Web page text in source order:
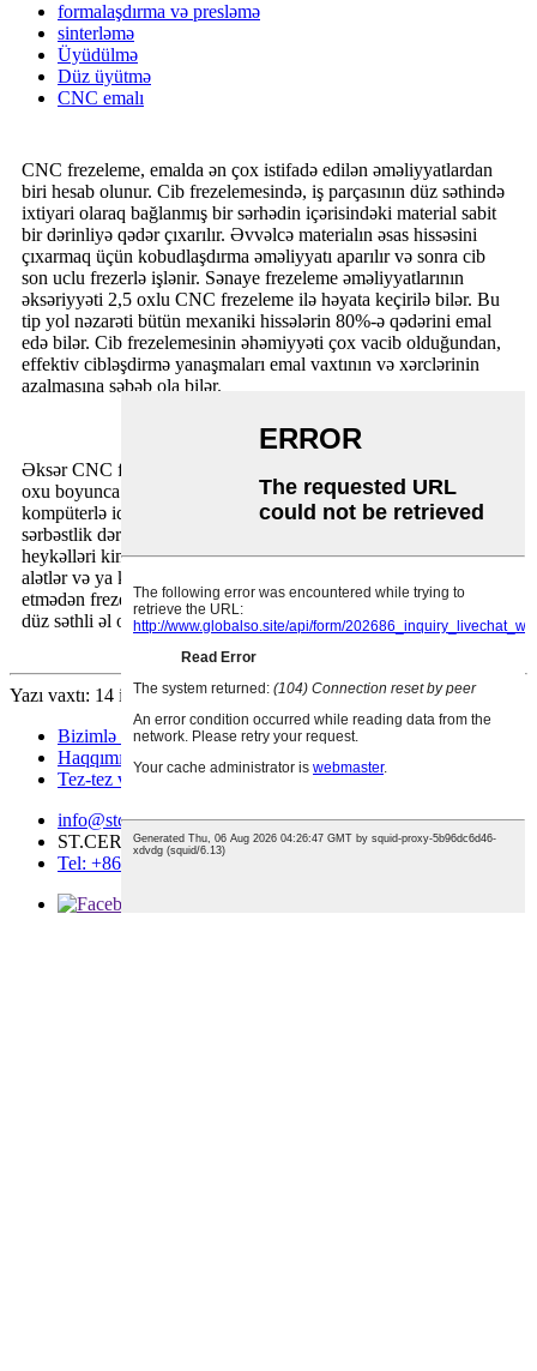
formalaşdırma və presləmə
sinterləmə
Üyüdülmə
Düz üyütmə
CNC emalı
CNC frezeleme, emalda ən çox istifadə edilən əməliyyatlardan
biri hesab olunur. Cib frezelemesində, iş parçasının düz səthində
ixtiyari olaraq bağlanmış bir sərhədin içərisindəki material sabit
bir dərinliyə qədər çıxarılır. Əvvəlcə materialın əsas hissəsini
çıxarmaq üçün kobudlaşdırma əməliyyatı aparılır və sonra cib
son uclu frezerlə işlənir. Sənaye frezeleme əməliyyatlarının
əksəriyyəti 2,5 oxlu CNC frezeleme ilə həyata keçirilə bilər. Bu
tip yol nəzarəti bütün mexaniki hissələrin 80%-ə qədərini emal
edə bilər. Cib frezelemesinin əhəmiyyəti çox vacib olduğundan,
effektiv cibləşdirmə yanaşmaları emal vaxtının və xərclərinin
azalmasına səbəb ola bilər.
Əksər CNC freze dəzgahları (emal mərkəzləri də adlanır) mili Z
oxu boyunca şaquli şəkildə hərəkət etdirmək qabiliyyətinə malik
kompüterlə idarə olunan şaquli dəyirmanlardır. Bu əlavə
sərbəstlik dərəcəsi onların batırma, oyma tətbiqlərində və relyef
heykəlləri kimi 2.5D səthlərdə istifadəsinə imkan verir. Konik
alətlər və ya kürəvi burunlu kəsici ilə birləşdirildikdə, sürətə təsir
etmədən freze dəqiqliyini əhəmiyyətli dərəcədə artırır və əksər
düz səthli əl oyma işlərinə qənaətli alternativ təqdim edir.
Yazı vaxtı: 14 iyul 2023
Bizimlə Əlaqə
Haqqımızda
Tez-tez verilən suallar
info@stcera.com
ST.CERA CO., LTD.
Tel: +86 17752847642